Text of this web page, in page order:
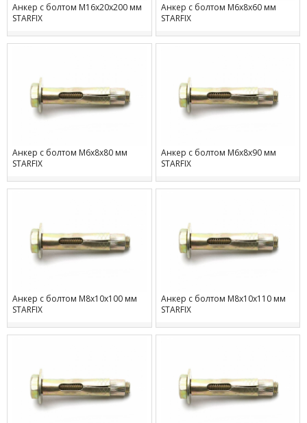
Анкер с болтом М16х20х200 мм
STARFIX
Анкер с болтом М6х8х60 мм
STARFIX
Анкер с болтом М6х8х80 мм
STARFIX
Анкер с болтом М6х8х90 мм
STARFIX
Анкер с болтом М8х10х100 мм
STARFIX
Анкер с болтом М8х10х110 мм
STARFIX